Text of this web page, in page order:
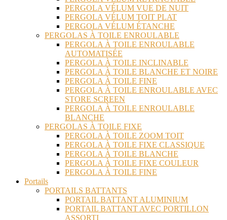
PERGOLA VÉLUM VUE DE NUIT
PERGOLA VÉLUM TOIT PLAT
PERGOLA VÉLUM ÉTANCHE
PERGOLAS À TOILE ENROULABLE
PERGOLA À TOILE ENROULABLE
AUTOMATISÉE
PERGOLA À TOILE INCLINABLE
PERGOLA À TOILE BLANCHE ET NOIRE
PERGOLA À TOILE FINE
PERGOLA À TOILE ENROULABLE AVEC
STORE SCREEN
PERGOLA À TOILE ENROULABLE
BLANCHE
PERGOLAS À TOILE FIXE
PERGOLA À TOILE ZOOM TOIT
PERGOLA À TOILE FIXE CLASSIQUE
PERGOLA À TOILE BLANCHE
PERGOLA À TOILE FIXE COULEUR
PERGOLA À TOILE FINE
Portails
PORTAILS BATTANTS
PORTAIL BATTANT ALUMINIUM
PORTAIL BATTANT AVEC PORTILLON
ASSORTI